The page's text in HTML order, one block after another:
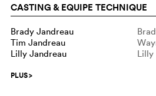
CASTING & EQUIPE TECHNIQUE
Brady Jandreau
Tim Jandreau
Lilly Jandreau
Lilly
PLUS>